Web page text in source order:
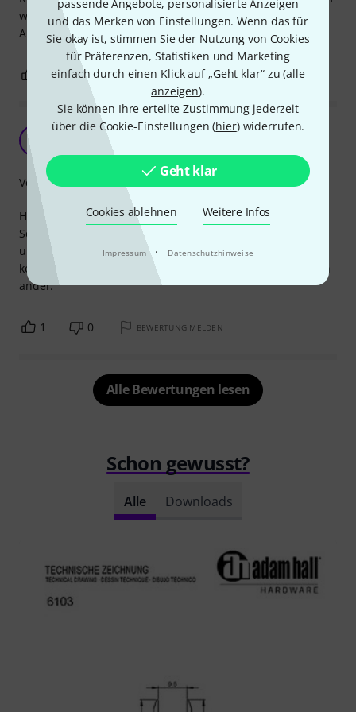
passende Angebote, personalisierte Anzeigen
und das Merken von Einstellungen. Wenn das für
Sie okay ist, stimmen Sie der Nutzung von Cookies
für Präferenzen, Statistiken und Marketing
einfach durch einen Klick auf „Geht klar“ zu (alle
anzeigen).
Sie können Ihre erteilte Zustimmung jederzeit
über die Cookie-Einstellungen (hier) widerrufen.
Geht klar
Cookies ablehnen Weitere Infos
Impressum · Datenschutzhinweise
war gelöst.
Alles in allem kleiner Fehler, aber guter Service!
0 BEWERTUNG MELDEN
Rackschienen in höchster Qualität
Habe diverse Meter dieser Schienen verarbeitet. Die
Schienen sind in meinen Lautsprecher Cases eingesetzt
und verrichten tadellos ihren Dienst. Bis jetzt überhaupt
keinen Ärger gehabt und passen wie am ersten Tag auf ein
ander.
Verarbeitung
1 0 BEWERTUNG MELDEN
Alle Bewertungen lesen
Schon gewusst?
Alle Downloads